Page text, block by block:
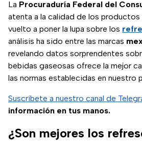
La Procuraduría Federal del
atenta a la calidad de los productos
vuelto a poner la lupa sobre los
análisis ha sido entre las marcas
revelando datos sorprendentes
bebidas gaseosas ofrece la mejor
las normas establecidas en nuestro
Suscríbete a nuestro canal de
información en tus manos.
¿Son mejores los